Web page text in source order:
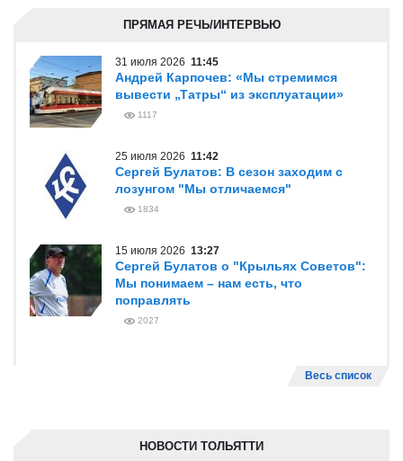
ПРЯМАЯ РЕЧЬ/ИНТЕРВЬЮ
31 июля 2026 11:45
Андрей Карпочев: «Мы стремимся
вывести „Татры“ из эксплуатации»
1117
25 июля 2026 11:42
Сергей Булатов: В сезон заходим с
лозунгом "Мы отличаемся"
1834
15 июля 2026 13:27
Сергей Булатов о "Крыльях Советов":
Мы понимаем – нам есть, что
поправлять
2027
Весь список
НОВОСТИ ТОЛЬЯТТИ